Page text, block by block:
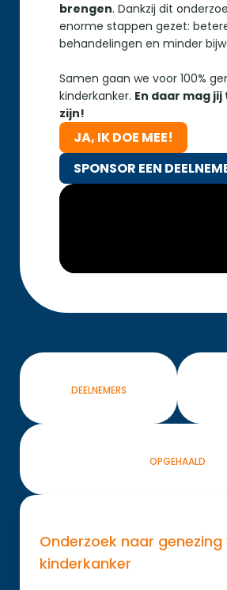
brengen. Dankzij dit
enorme stappen gezet:
behandelingen en minder
Samen gaan we voor 100%
kinderkanker. En daar mag
zijn!
JA, IK DOE MEE!
JA, IK DOE MEE!
SPONSOR EEN
DEELNEMERS
OPGEHAALD
Onderzoek naar genezing
kinderkanker